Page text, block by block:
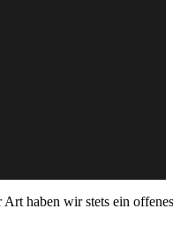
haben wir stets ein